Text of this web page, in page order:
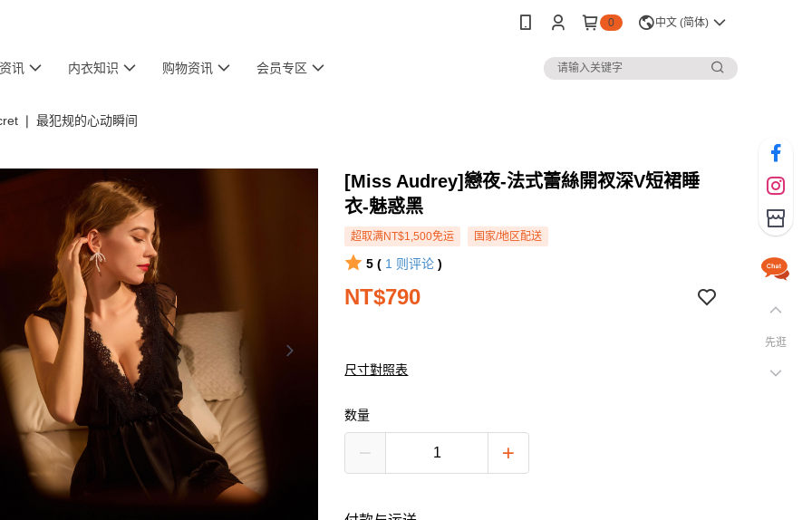
0 中文 (简体)
讯 内衣知识 购物资讯 会员专区
❘ 最犯规的心动瞬间
[Miss Audrey]戀夜-法式蕾絲開衩深V短裙睡
衣-魅惑黑
超取满NT$1,500免运 国家/地区配送
5 ( 1 则评论 )
NT$790
尺寸對照表
数量
先逛